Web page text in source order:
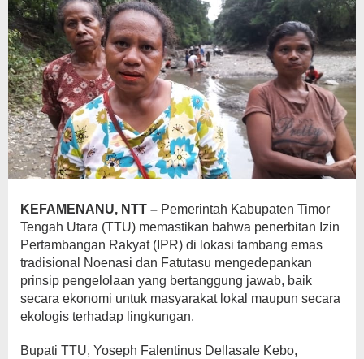
KEFAMENANU, NTT – Pemerintah Kabupaten Timor
Tengah Utara (TTU) memastikan bahwa penerbitan Izin
Pertambangan Rakyat (IPR) di lokasi tambang emas
tradisional Noenasi dan Fatutasu mengedepankan
prinsip pengelolaan yang bertanggung jawab, baik
secara ekonomi untuk masyarakat lokal maupun secara
ekologis terhadap lingkungan.
Bupati TTU, Yoseph Falentinus Dellasale Kebo,